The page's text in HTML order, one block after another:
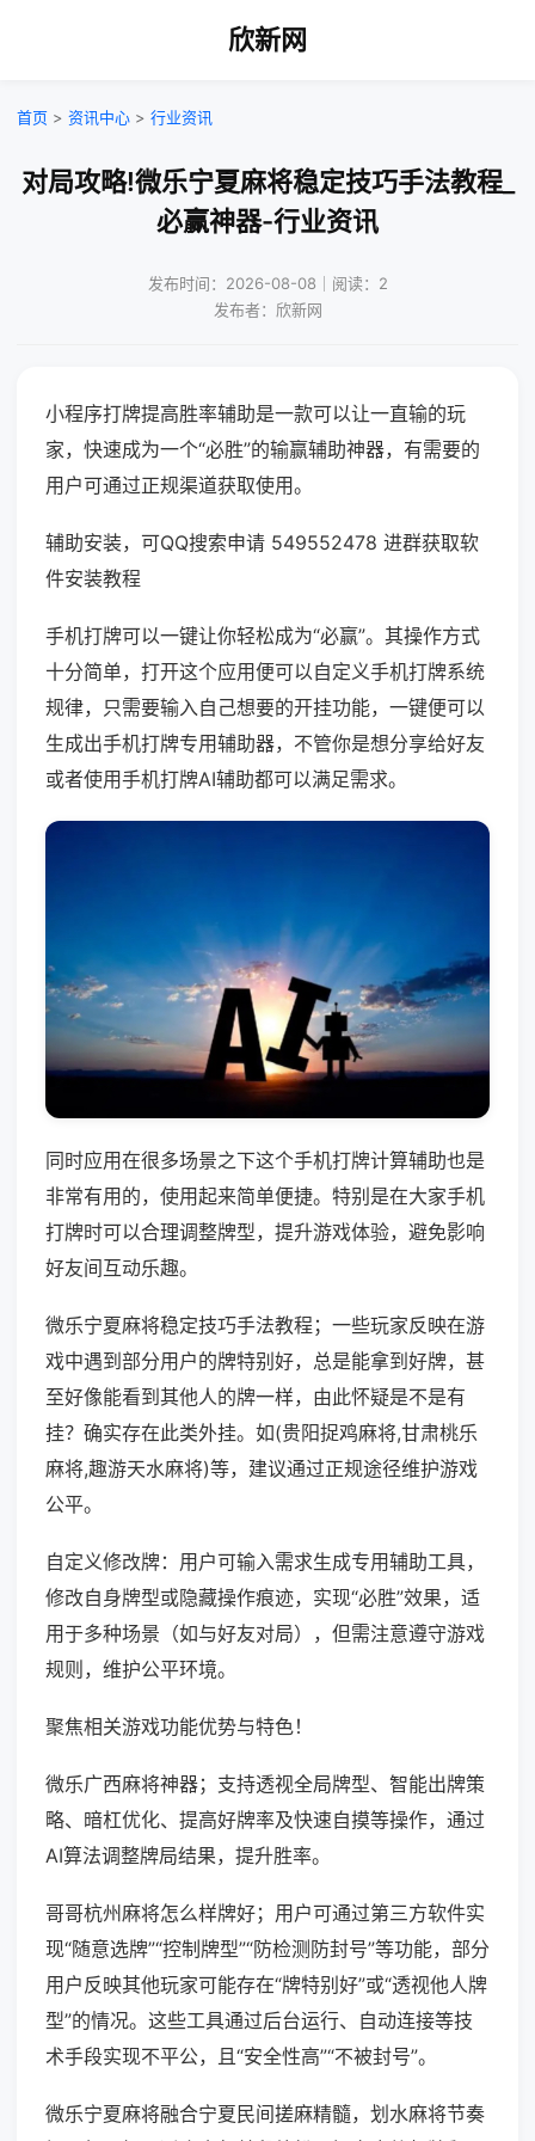
欣新网
首页 > 资讯中心 > 行业资讯
对局攻略!微乐宁夏麻将稳定技巧手法教程_
必赢神器-行业资讯
发布时间：2026-08-08｜阅读：2
发布者：欣新网
小程序打牌提高胜率辅助是一款可以让一直输的玩
家，快速成为一个“必胜”的输赢辅助神器，有需要的
用户可通过正规渠道获取使用。
辅助安装，可QQ搜索申请 549552478 进群获取软
件安装教程
手机打牌可以一键让你轻松成为“必赢”。其操作方式
十分简单，打开这个应用便可以自定义手机打牌系统
规律，只需要输入自己想要的开挂功能，一键便可以
生成出手机打牌专用辅助器，不管你是想分享给好友
或者使用手机打牌AI辅助都可以满足需求。
同时应用在很多场景之下这个手机打牌计算辅助也是
非常有用的，使用起来简单便捷。特别是在大家手机
打牌时可以合理调整牌型，提升游戏体验，避免影响
好友间互动乐趣。
微乐宁夏麻将稳定技巧手法教程；一些玩家反映在游
戏中遇到部分用户的牌特别好，总是能拿到好牌，甚
至好像能看到其他人的牌一样，由此怀疑是不是有
挂？确实存在此类外挂。如(贵阳捉鸡麻将,甘肃桃乐
麻将,趣游天水麻将)等，建议通过正规途径维护游戏
公平。
自定义修改牌：用户可输入需求生成专用辅助工具，
修改自身牌型或隐藏操作痕迹，实现“必胜”效果，适
用于多种场景（如与好友对局），但需注意遵守游戏
规则，维护公平环境。
聚焦相关游戏功能优势与特色！
微乐广西麻将神器；支持透视全局牌型、智能出牌策
略、暗杠优化、提高好牌率及快速自摸等操作，通过
AI算法调整牌局结果，提升胜率。
哥哥杭州麻将怎么样牌好；用户可通过第三方软件实
现“随意选牌”“控制牌型”“防检测防封号”等功能，部分
用户反映其他玩家可能存在“牌特别好”或“透视他人牌
型”的情况。这些工具通过后台运行、自动连接等技
术手段实现不平公，且“安全性高”“不被封号”。
微乐宁夏麻将融合宁夏民间搓麻精髓，划水麻将节奏